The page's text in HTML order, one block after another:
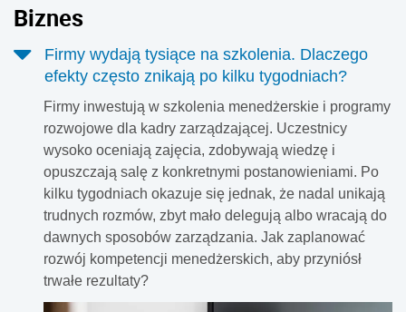
Biznes
Firmy wydają tysiące na szkolenia. Dlaczego
efekty często znikają po kilku tygodniach?
Firmy inwestują w szkolenia menedżerskie i programy
rozwojowe dla kadry zarządzającej. Uczestnicy
wysoko oceniają zajęcia, zdobywają wiedzę i
opuszczają salę z konkretnymi postanowieniami. Po
kilku tygodniach okazuje się jednak, że nadal unikają
trudnych rozmów, zbyt mało delegują albo wracają do
dawnych sposobów zarządzania. Jak zaplanować
rozwój kompetencji menedżerskich, aby przyniósł
trwałe rezultaty?